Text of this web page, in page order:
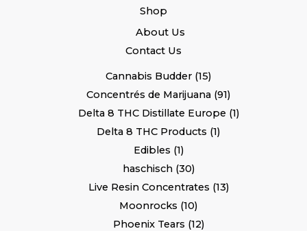
Shop
About Us
Contact Us
Cannabis Budder 15
Concentrés de Marijuana 91
Delta 8 THC Distillate Europe 1
Delta 8 THC Products 1
Edibles 1
haschisch 30
Live Resin Concentrates 13
Moonrocks 10
Phoenix Tears 12